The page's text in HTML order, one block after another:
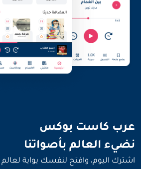
عرب كاست بوكس
نضيء العالم بأصواتنا
اشترك اليوم، وافتح لنفسك بوابة